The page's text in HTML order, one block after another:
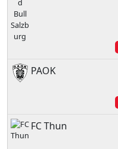
PAOK
FC Thun